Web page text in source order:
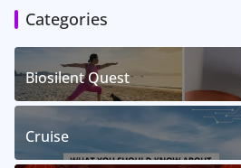
Categories
Biosilent Quest
Cruise